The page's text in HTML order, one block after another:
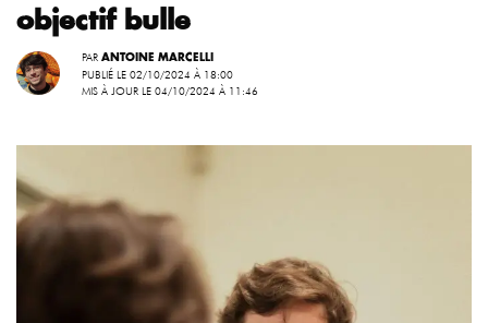
objectif bulle
PAR ANTOINE MARCELLI
PUBLIÉ LE 02/10/2024 À 18:00
MIS À JOUR LE 04/10/2024 À 11:46